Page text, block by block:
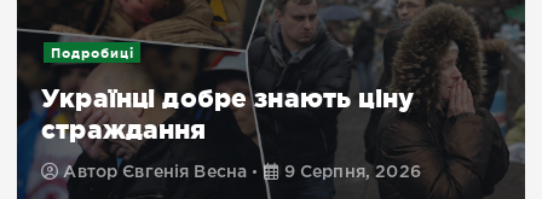
Подробиці
Українці добре знають ціну
страждання
Автор Євгенія Весна 9 Серпня, 2026